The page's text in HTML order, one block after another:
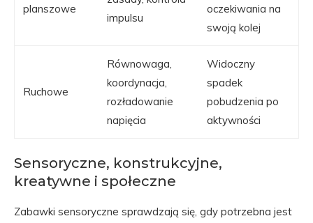
planszowe
impulsu
oczekiwania na
swoją kolej
Ruchowe
Równowaga,
koordynacja,
rozładowanie
napięcia
Widoczny
spadek
pobudzenia po
aktywności
Sensoryczne, konstrukcyjne,
kreatywne i społeczne
Zabawki sensoryczne sprawdzają się, gdy potrzebna jest